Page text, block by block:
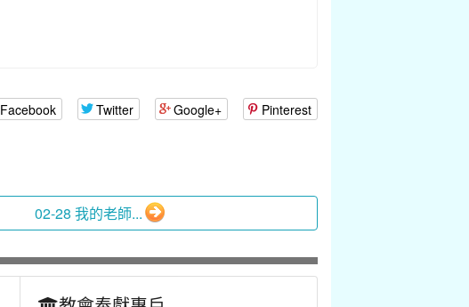
Facebook Twitter Google+ Pinterest
02-28 我的老師...